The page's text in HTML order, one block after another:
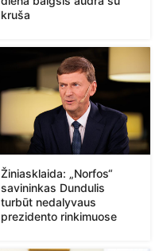
kruša
Žiniasklaida: „Norfos“
savininkas Dundulis
turbūt nedalyvaus
prezidento rinkimuose